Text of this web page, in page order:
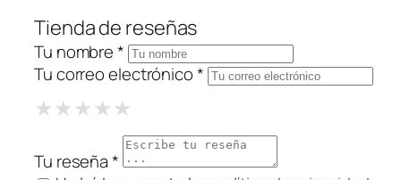
Tienda de reseñas
Tu nombre *
Tu correo electrónico *
★1 Star
★★2 Stars
★★★3 Stars
★★★★4 Stars
★★★★★
Tu reseña *